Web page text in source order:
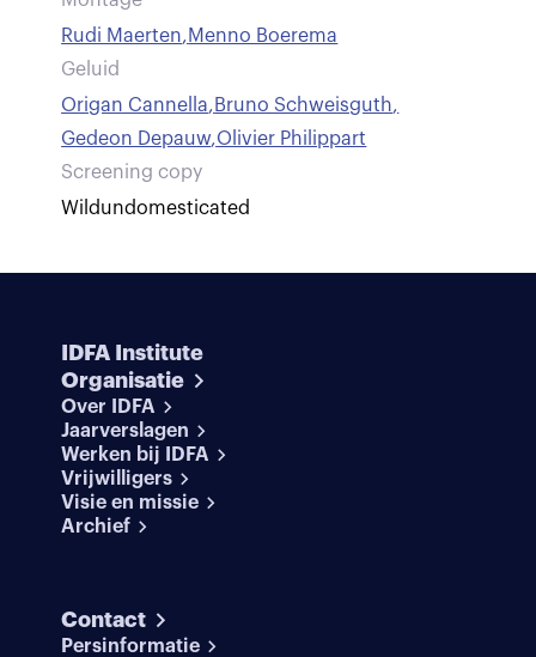
Rudi Maerten,Menno Boerema
Geluid
Origan Cannella,Bruno Schweisguth,
Gedeon Depauw,Olivier Philippart
Screening copy
Wildundomesticated
IDFA Institute
Organisatie
Over IDFA
Jaarverslagen
Werken bij IDFA
Vrijwilligers
Visie en missie
Archief
Contact
Persinformatie